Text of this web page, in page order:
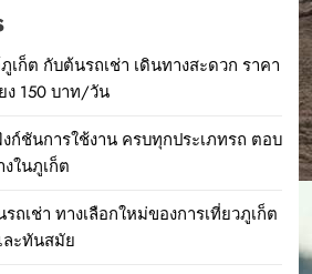
เก็ต กับต้นรถเช่า เดินทางสะดวก ราคา
ง 150 บาท/วัน
ก์ชันการใช้งาน ครบทุกประเภทรถ ตอบ
ในภูเก็ต
ถเช่า ทางเลือกใหม่ของการเที่ยวภูเก็ต
ละทันสมัย